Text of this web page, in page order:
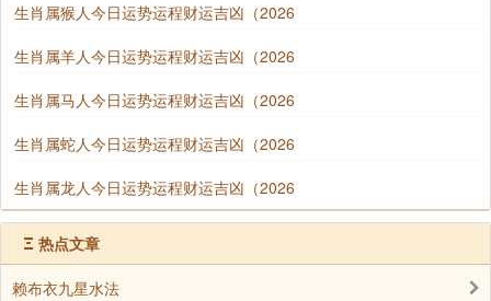
生肖属猴人今日运势运程财运吉凶（2026
生肖属羊人今日运势运程财运吉凶（2026
生肖属马人今日运势运程财运吉凶（2026
生肖属蛇人今日运势运程财运吉凶（2026
生肖属龙人今日运势运程财运吉凶（2026
Ξ 热点文章
赖布衣九星水法